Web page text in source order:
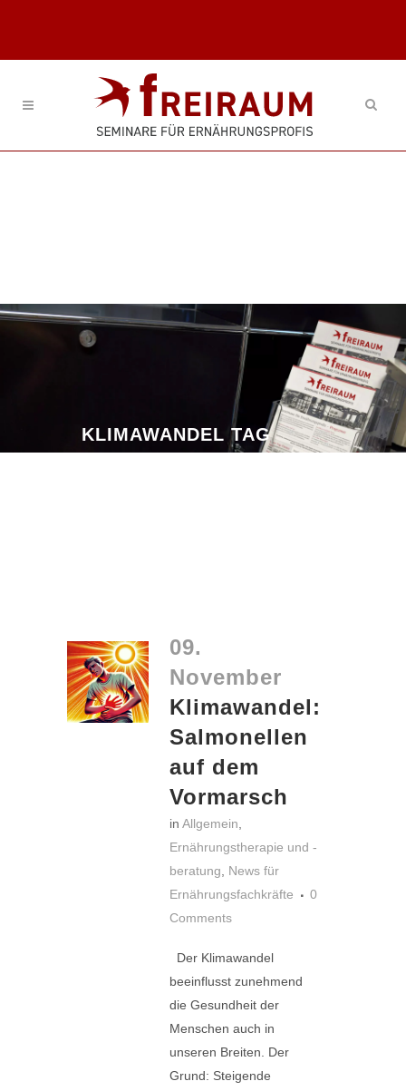
KLIMAWANDEL TAG
09.
November
Klimawandel:
Salmonellen
auf dem
Vormarsch
in Allgemein
Ernährungstherapie und -
beratung
News für
Ernährungsfachkräfte
0
Comments
Der Klimawandel
beeinflusst zunehmend
die Gesundheit der
Menschen auch in
unseren Breiten. Der
Grund: Steigende